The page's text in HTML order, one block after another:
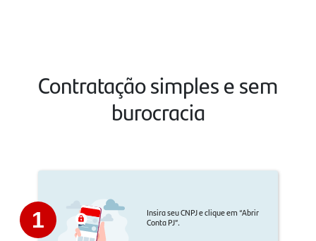
Contratação simples e sem
burocracia
1 Insira seu CNPJ e clique em “Abrir
Conta PJ”.